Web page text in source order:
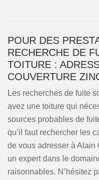
POUR DES
RECHERCHE DE
TOITURE :
COUVERTURE
Les recherches de fuite
avez une toiture qui
sources probables de
qu’il faut rechercher les
de vous adresser à Alain
un expert dans le
raisonnables. N’hésitez